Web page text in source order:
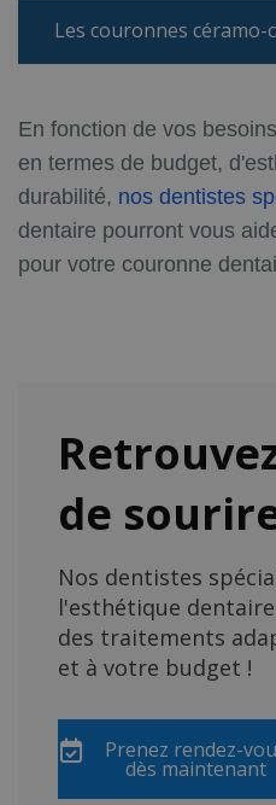
Les couronnes céramo-
En fonction de vos
en termes de budget,
durabilité, nos dentistes
dentaire pourront vous
pour votre couronne
de
Nos dentistes
l'esthétique
des traitements
et à votre budget !
Prenez rendez-
dès maintenant